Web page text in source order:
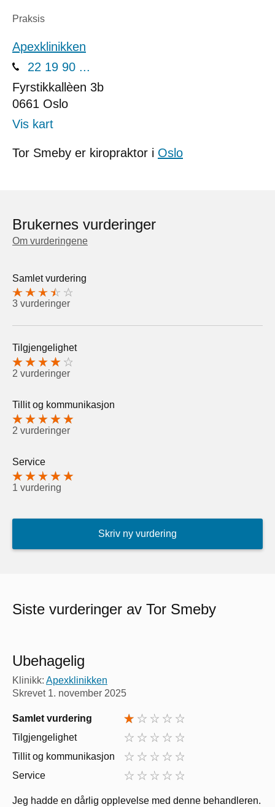
Praksis
Apexklinikken
22 19 90 ...
Fyrstikkallèen 3b
0661 Oslo
Vis kart
Tor Smeby er kiropraktor i Oslo
Brukernes vurderinger
Om vurderingene
Samlet vurdering
3 vurderinger
Tilgjengelighet
2 vurderinger
Tillit og kommunikasjon
2 vurderinger
Service
1 vurdering
Skriv ny vurdering
Siste vurderinger av Tor Smeby
Ubehagelig
Klinikk: Apexklinikken
Skrevet 1. november 2025
Samlet vurdering
Tilgjengelighet
Tillit og kommunikasjon
Service
Jeg hadde en dårlig opplevelse med denne behandleren.